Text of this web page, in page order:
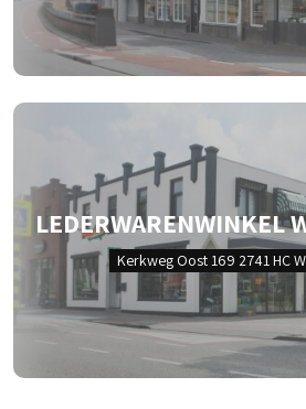
LEDERWARENWINKEL
Kerkweg Oost 169 2741 HC